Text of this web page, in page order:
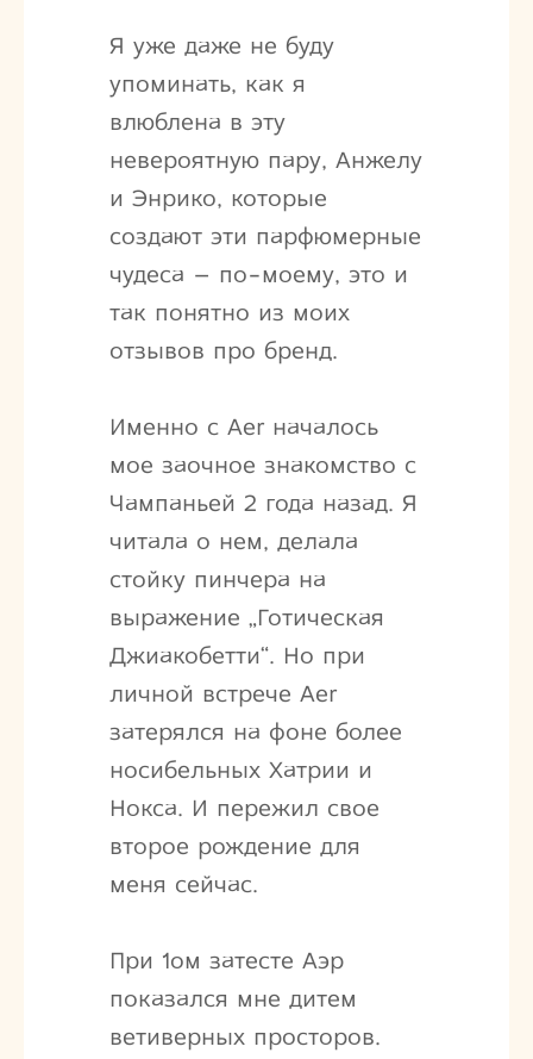
Я уже даже не буду
упоминать, как я
влюблена в эту
невероятную пару, Анжелу
и Энрико, которые
создают эти парфюмерные
чудеса – по-моему, это и
так понятно из моих
отзывов про бренд.
Именно с Aer началось
мое заочное знакомство с
Чампаньей 2 года назад. Я
читала о нем, делала
стойку пинчера на
выражение „Готическая
Джиакобетти“. Но при
личной встрече Aer
затерялся на фоне более
носибельных Хатрии и
Нокса. И пережил свое
второе рождение для
меня сейчас.
При 1ом затесте Аэр
показался мне дитем
ветиверных просторов.